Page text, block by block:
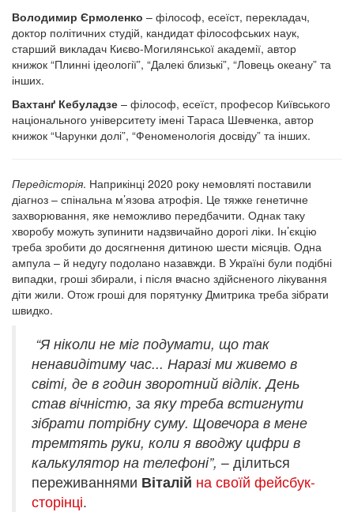
Володимир Єрмоленко – філософ, есеїст, перекладач,
доктор політичних студій, кандидат філософських наук,
старший викладач Києво-Могилянської академії, автор
книжок “Плинні ідеології”, “Далекі близькі”, “Ловець океану” та
інших.
Вахтанґ Кебуладзе – філософ, есеїст, професор Київського
національного університету імені Тараса Шевченка, автор
книжок “Чарунки долі”, “Феноменологія досвіду” та інших.
Передісторія. Наприкінці 2020 року немовляті поставили
діагноз – спінальна м’язова атрофія. Це тяжке генетичне
захворювання, яке неможливо передбачити. Однак таку
хворобу можуть зупинити надзвичайно дорогі ліки. Ін’єкцію
треба зробити до досягнення дитиною шести місяців. Одна
ампула – й недугу подолано назавжди. В Україні були подібні
випадки, гроші збирали, і після вчасно здійсненого лікування
діти жили. Отож гроші для порятунку Дмитрика треба зібрати
швидко.
“Я ніколи не міг подумати, що так
ненавидітиму час... Наразі ми живемо в
світі, де в годин зворотний відлік. День
став вічністю, за яку треба встигнути
зібрати потрібну суму. Щовечора в мене
тремтять руки, коли я вводжу цифри в
калькулятор на телефоні”, – ділиться
переживаннями Віталій на своїй фейсбук-
сторінці.